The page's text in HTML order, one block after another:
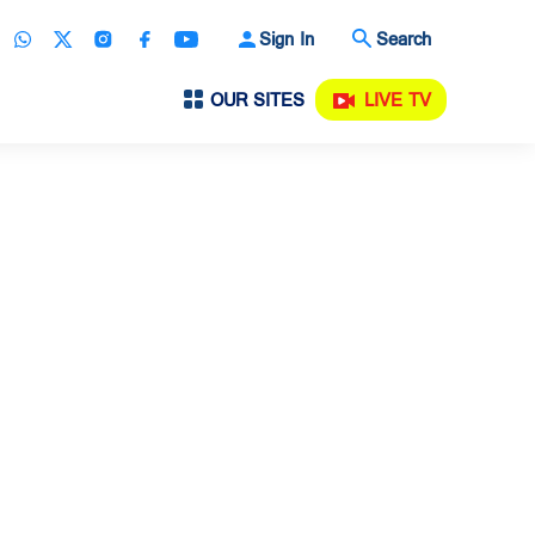
Sign In Search
OUR SITES LIVE TV